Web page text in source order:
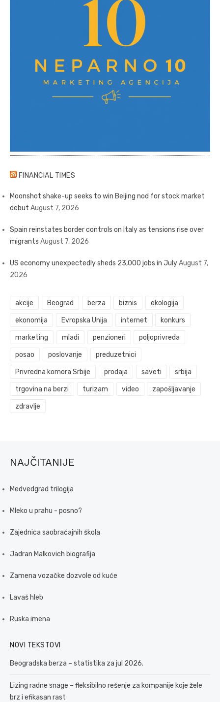
FINANCIAL TIMES
Moonshot shake-up seeks to win Beijing nod for stock market
debut August 7, 2026
Spain reinstates border controls on Italy as tensions rise over
migrants August 7, 2026
US economy unexpectedly sheds 23,000 jobs in JulyAugust 7,
2026
akcije Beograd berza biznis ekologija
ekonomija Evropska Unija internet konkurs
marketing mladi penzioneri poljoprivreda
posao poslovanje preduzetnici
Privredna komora Srbije prodaja saveti srbija
trgovina na berzi turizam video zapošljavanje
zdravlje
NAJČITANIJE
Medvedgrad trilogija
Mleko u prahu - posno?
Zajednica saobraćajnih škola
Jadran Malkovich biografija
Zamena vozačke dozvole od kuće
Lavaš hleb
Ruska imena
NOVI TEKSTOVI
Beogradska berza – statistika za jul 2026.
Lizing radne snage – fleksibilno rešenje za kompanije koje žele
brz i efikasan rast